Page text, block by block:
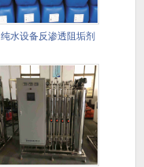
纯水设备反渗透阻垢剂